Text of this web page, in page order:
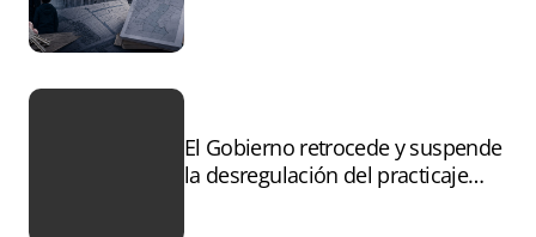
El Gobierno retrocede y suspende
la desregulación del practicaje